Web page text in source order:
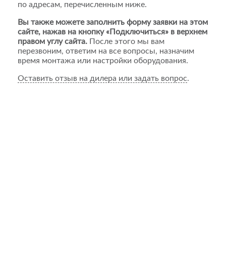
по адресам, перечисленным ниже.
Вы также можете заполнить форму заявки на этом
сайте, нажав на кнопку «Подключиться» в верхнем
правом углу сайта. После этого мы вам
перезвоним, ответим на все вопросы, назначим
время монтажа или настройки оборудования.
Оставить отзыв на дилера или задать вопрос.